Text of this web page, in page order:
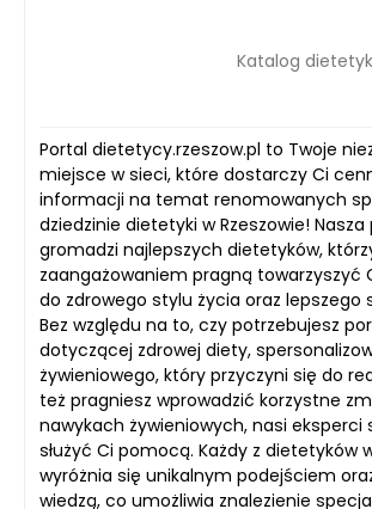
Katalog
Portal dietetycy.rzeszow.pl to Twoje
miejsce w sieci, które dostarczy Ci
informacji na temat renomowanych
dziedzinie dietetyki w Rzeszowie!
gromadzi najlepszych dietetyków,
zaangażowaniem pragną towarzyszyć
do zdrowego stylu życia oraz lepszego
Bez względu na to, czy potrzebujesz
dotyczącej zdrowej diety,
żywieniowego, który przyczyni się do
też pragniesz wprowadzić korzystne
nawykach żywieniowych, nasi eksperci
służyć Ci pomocą. Każdy z dietetyków
wyróżnia się unikalnym podejściem
wiedzą, co umożliwia znalezienie